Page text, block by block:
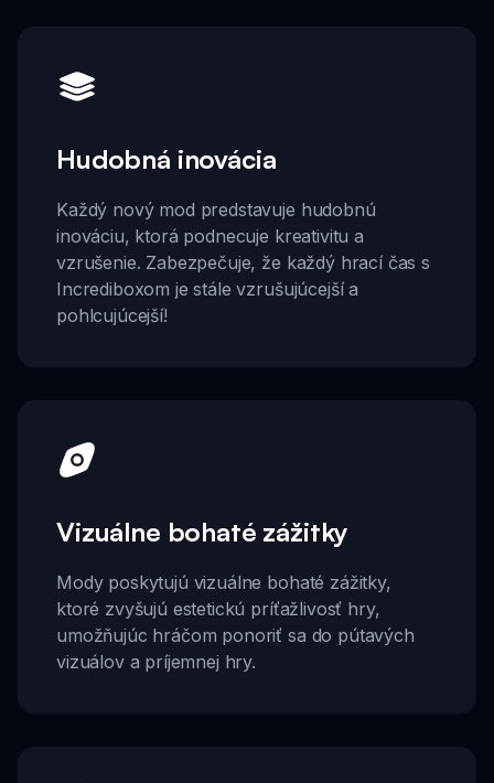
Hudobná inovácia
Každý nový mod predstavuje hudobnú
inováciu, ktorá podnecuje kreativitu a
vzrušenie. Zabezpečuje, že každý hrací čas s
Incrediboxom je stále vzrušujúcejší a
pohlcujúcejší!
Vizuálne bohaté zážitky
Mody poskytujú vizuálne bohaté zážitky,
ktoré zvyšujú estetickú príťažlivosť hry,
umožňujúc hráčom ponoriť sa do pútavých
vizuálov a príjemnej hry.